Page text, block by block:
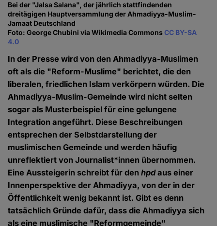
Bei der "Jalsa Salana", der jährlich stattfindenden
dreitägigen Hauptversammlung der Ahmadiyya-Muslim-
Jamaat Deutschland
Foto: George Chubini via Wikimedia CommonsCC BY-SA
4.0
In der Presse wird von den Ahmadiyya-Muslimen
oft als die "Reform-Muslime" berichtet, die den
liberalen, friedlichen Islam verkörpern würden. Die
Ahmadiyya-Muslim-Gemeinde wird nicht selten
sogar als Musterbeispiel für eine gelungene
Integration angeführt. Diese Beschreibungen
entsprechen der Selbstdarstellung der
muslimischen Gemeinde und werden häufig
unreflektiert von Journalist*innen übernommen.
Eine Aussteigerin schreibt für denhpdaus einer
Innenperspektive der Ahmadiyya, von der in der
Öffentlichkeit wenig bekannt ist. Gibt es denn
tatsächlich Gründe dafür, dass die Ahmadiyya sich
als eine muslimische "Reformgemeinde"